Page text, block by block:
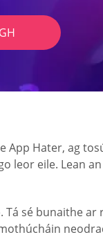
App Hater, ag
leor eile. Lean
sé bunaithe